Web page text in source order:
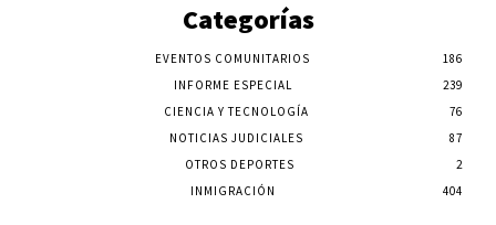
Categorías
EVENTOS COMUNITARIOS
186
INFORME ESPECIAL
239
CIENCIA Y TECNOLOGÍA
76
NOTICIAS JUDICIALES
87
OTROS DEPORTES
2
INMIGRACIÓN
404